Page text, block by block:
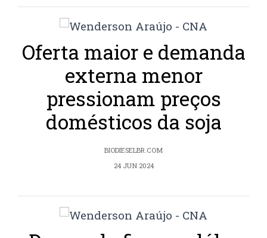
Oferta maior e demanda
externa menor
pressionam preços
domésticos da soja
BIODIESELBR.COM
24 JUN 2024